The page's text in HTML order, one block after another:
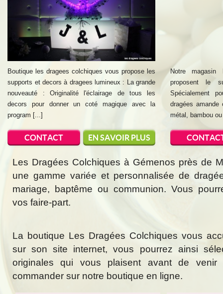
Boutique les dragees colchiques vous propose les
supports et decors à dragees lumineux : La grande
nouveauté : Originalité l'éclairage de tous les
decors pour donner un coté magique avec la
program [...]
CONTACT EN SAVOIR PLUS
Notre magasin
proposent le
Spécialement
dragées
métal, bambou
Les Dragées Colchiques à Gémenos près de
une gamme variée et personnalisée de
mariage, baptême ou communion. Vous
vos faire-part.
La boutique Les Dragées Colchiques vous
sur son site internet, vous pourrez ainsi
originales qui vous plaisent avant de
commander sur notre boutique en ligne.